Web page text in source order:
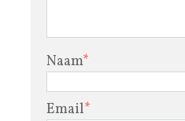
Naam*
Email*